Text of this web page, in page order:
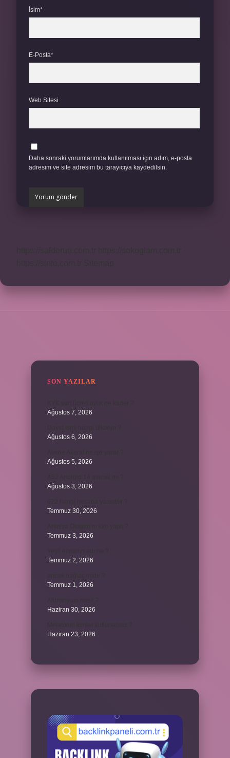
İsim*
E-Posta*
Web Sitesi
Daha sonraki yorumlarımda kullanılması için adım, e-posta
adresim ve site adresim bu tarayıcıya kaydedilsin.
SON YAZILAR
Ağustos 7, 2026
Ağustos 6, 2026
Ağustos 5, 2026
Ağustos 3, 2026
Temmuz 30, 2026
Temmuz 3, 2026
Temmuz 2, 2026
Temmuz 1, 2026
Haziran 30, 2026
Haziran 23, 2026